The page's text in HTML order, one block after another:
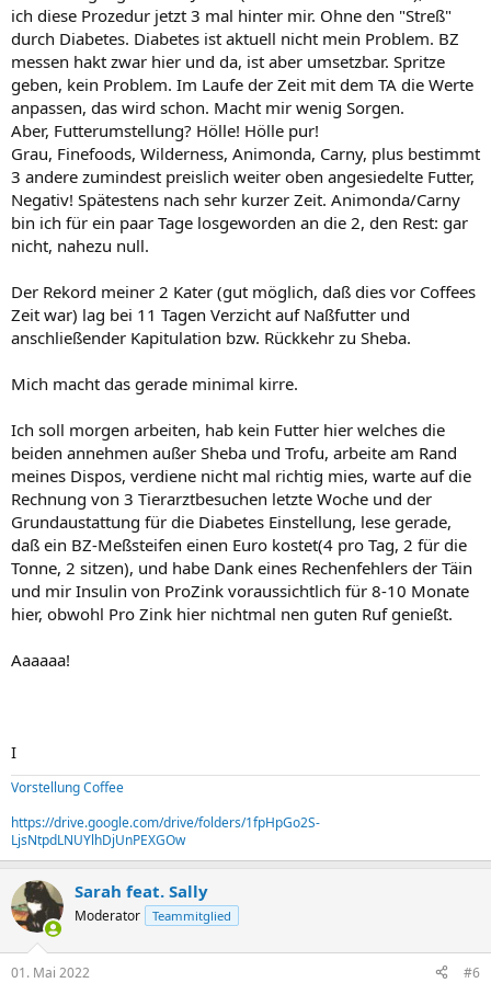
ich diese Prozedur jetzt 3 mal hinter mir. Ohne den "Streß"
durch Diabetes. Diabetes ist aktuell nicht mein Problem. BZ
messen hakt zwar hier und da, ist aber umsetzbar. Spritze
geben, kein Problem. Im Laufe der Zeit mit dem TA die Werte
anpassen, das wird schon. Macht mir wenig Sorgen.
Aber, Futterumstellung? Hölle! Hölle pur!
Grau, Finefoods, Wilderness, Animonda, Carny, plus bestimmt
3 andere zumindest preislich weiter oben angesiedelte Futter,
Negativ! Spätestens nach sehr kurzer Zeit. Animonda/Carny
bin ich für ein paar Tage losgeworden an die 2, den Rest: gar
nicht, nahezu null.
Der Rekord meiner 2 Kater (gut möglich, daß dies vor Coffees
Zeit war) lag bei 11 Tagen Verzicht auf Naßfutter und
anschließender Kapitulation bzw. Rückkehr zu Sheba.
Mich macht das gerade minimal kirre.
Ich soll morgen arbeiten, hab kein Futter hier welches die
beiden annehmen außer Sheba und Trofu, arbeite am Rand
meines Dispos, verdiene nicht mal richtig mies, warte auf die
Rechnung von 3 Tierarztbesuchen letzte Woche und der
Grundaustattung für die Diabetes Einstellung, lese gerade,
daß ein BZ-Meßsteifen einen Euro kostet(4 pro Tag, 2 für die
Tonne, 2 sitzen), und habe Dank eines Rechenfehlers der Täin
und mir Insulin von ProZink voraussichtlich für 8-10 Monate
hier, obwohl Pro Zink hier nichtmal nen guten Ruf genießt.
Aaaaaa!
I
Vorstellung Coffee
https://drive.google.com/drive/folders/1fpHpGo2S-
LjsNtpdLNUYlhDjUnPEXGOw
Sarah feat. Sally
Moderator Teammitglied
01. Mai 2022 #6